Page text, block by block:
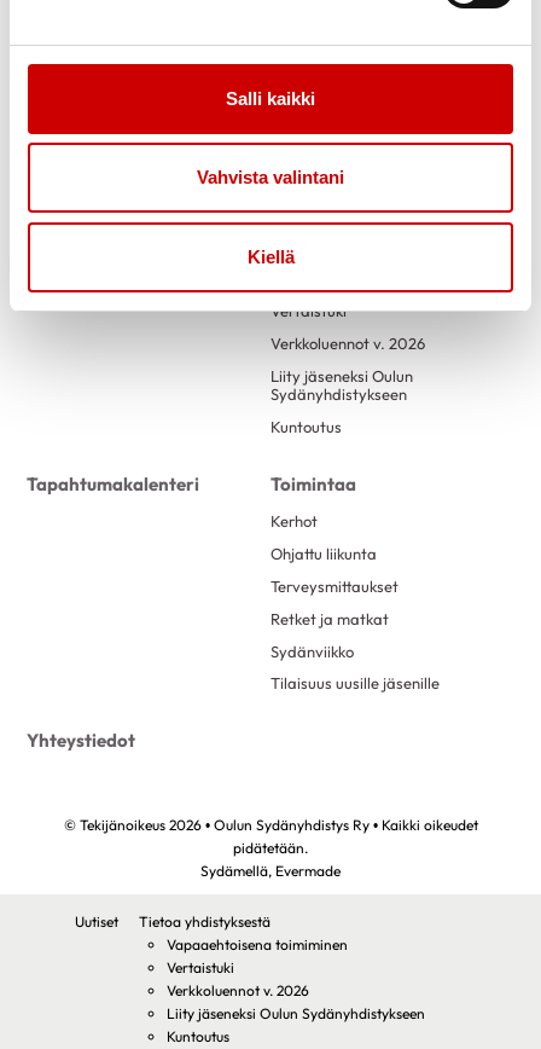
Salli kaikki
Vahvista valintani
Kiellä
Link to facebook
Link to twitterLink to instagram
Vertaistuki
Verkkoluennot v. 2026
Liity jäseneksi Oulun
Sydänyhdistykseen
Kuntoutus
Tapahtumakalenteri Toimintaa
Kerhot
Ohjattu liikunta
Terveysmittaukset
Retket ja matkat
Sydänviikko
Tilaisuus uusille jäsenille
Yhteystiedot
© Tekijänoikeus 2026 • Oulun Sydänyhdistys Ry • Kaikki oikeudet
pidätetään.
Sydämellä, Evermade
Uutiset
Tietoa yhdistyksestä
Vapaaehtoisena toimiminen
Vertaistuki
Verkkoluennot v. 2026
Liity jäseneksi Oulun Sydänyhdistykseen
Kuntoutus